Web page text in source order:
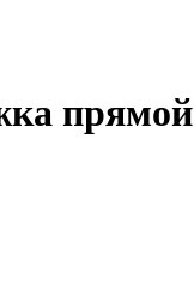
прямой